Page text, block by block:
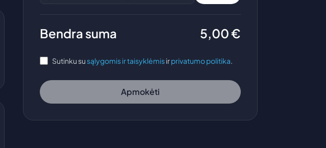
Bendra suma 5,00€
Sutinku susąlygomis ir taisyklėmisirprivatumo politika.
Apmokėti